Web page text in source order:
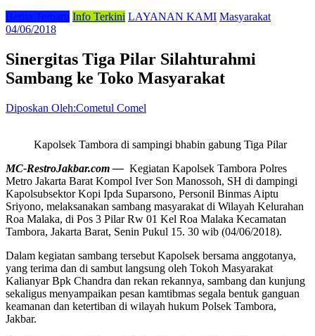
Berita Terbaru Info Terkini LAYANAN KAMI Masyarakat
04/06/2018
Sinergitas Tiga Pilar Silahturahmi
Sambang ke Toko Masyarakat
Diposkan Oleh:Cometul Comel
Kapolsek Tambora di sampingi bhabin gabung Tiga Pilar
MC-RestroJakbar.com — Kegiatan Kapolsek Tambora Polres
Metro Jakarta Barat Kompol Iver Son Manossoh, SH di dampingi
Kapolsubsektor Kopi Ipda Suparsono, Personil Binmas Aiptu
Sriyono, melaksanakan sambang masyarakat di Wilayah Kelurahan
Roa Malaka, di Pos 3 Pilar Rw 01 Kel Roa Malaka Kecamatan
Tambora, Jakarta Barat, Senin Pukul 15. 30 wib (04/06/2018).
Dalam kegiatan sambang tersebut Kapolsek bersama anggotanya,
yang terima dan di sambut langsung oleh Tokoh Masyarakat
Kalianyar Bpk Chandra dan rekan rekannya, sambang dan kunjung
sekaligus menyampaikan pesan kamtibmas segala bentuk ganguan
keamanan dan ketertiban di wilayah hukum Polsek Tambora,
Jakbar.